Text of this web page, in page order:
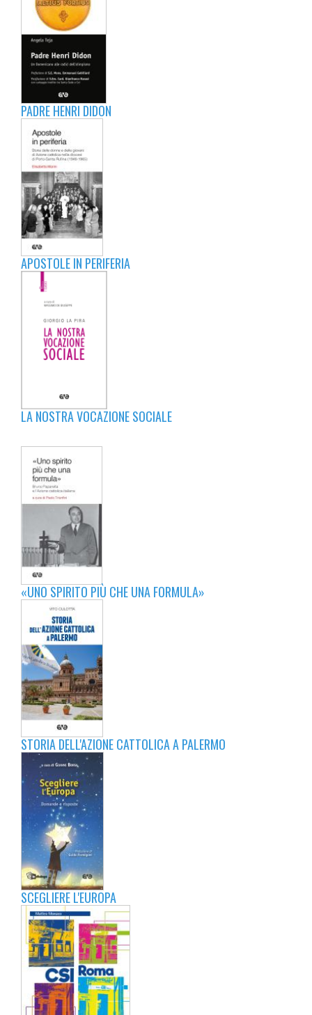
PADRE HENRI DIDON
APOSTOLE IN PERIFERIA
LA NOSTRA VOCAZIONE SOCIALE
«UNO SPIRITO PIÙ CHE UNA FORMULA»
STORIA DELL'AZIONE CATTOLICA A PALERMO
SCEGLIERE L'EUROPA